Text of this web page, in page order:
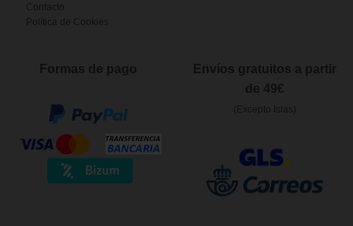
Contacto
Política de Cookies
Formas de pago
Envíos gratuitos a partir
de 49€
(Excepto Islas)